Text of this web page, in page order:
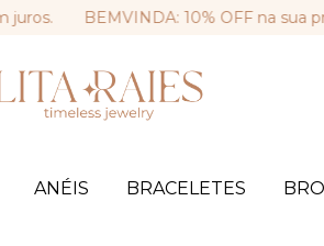
BEMVINDA: 10% OFF na sua primeira
ANÉIS BRACELETES